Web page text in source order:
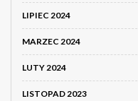
LIPIEC 2024
MARZEC 2024
LUTY 2024
LISTOPAD 2023